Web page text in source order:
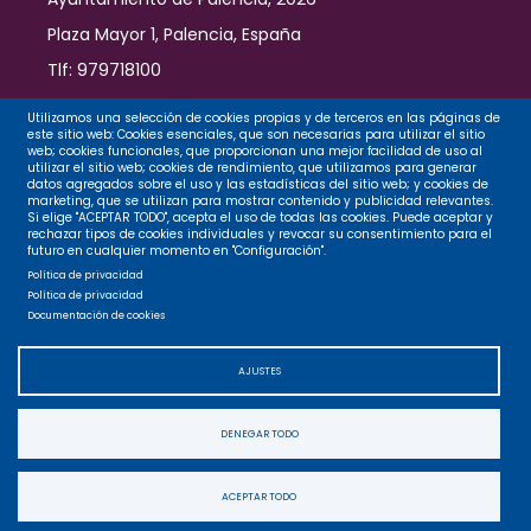
Accesibilidad
Plaza Mayor 1, Palencia, España
Tlf: 979718100
Contacto
Legal
Privacidad
Accesibilidad
Mapa web
Utilizamos una selección de cookies propias y de terceros en las páginas de
este sitio web: Cookies esenciales, que son necesarias para utilizar el sitio
web; cookies funcionales, que proporcionan una mejor facilidad de uso al
utilizar el sitio web; cookies de rendimiento, que utilizamos para generar
datos agregados sobre el uso y las estadísticas del sitio web; y cookies de
marketing, que se utilizan para mostrar contenido y publicidad relevantes.
Si elige "ACEPTAR TODO", acepta el uso de todas las cookies. Puede aceptar y
rechazar tipos de cookies individuales y revocar su consentimiento para el
futuro en cualquier momento en "Configuración".
Política de privacidad
Política de privacidad
Documentación de cookies
AJUSTES
DENEGAR TODO
ACEPTAR TODO